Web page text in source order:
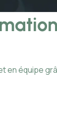
en équipe